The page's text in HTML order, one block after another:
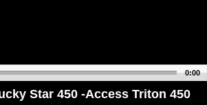
0:00
Star 450 -Access Triton 450